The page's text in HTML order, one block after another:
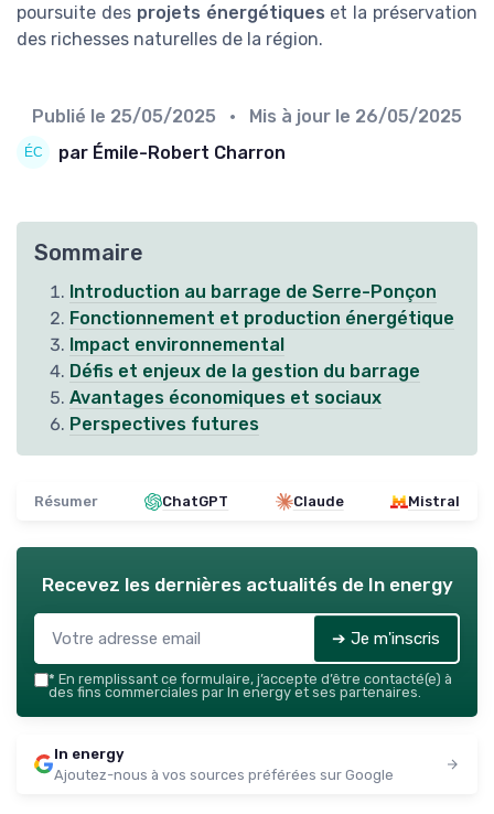
poursuite des projets énergétiques et la préservation
des richesses naturelles de la région.
Publié le 25/05/2025 • Mis à jour le 26/05/2025
par Émile-Robert Charron
Sommaire
Introduction au barrage de Serre-Ponçon
Fonctionnement et production énergétique
Impact environnemental
Défis et enjeux de la gestion du barrage
Avantages économiques et sociaux
Perspectives futures
Résumer ChatGPT Claude Mistral
Recevez les dernières actualités de In energy
➔ Je m'inscris
* En remplissant ce formulaire, j’accepte d’être contacté(e) à
des fins commerciales par In energy et ses partenaires.
In energy
Ajoutez-nous à vos sources préférées sur Google